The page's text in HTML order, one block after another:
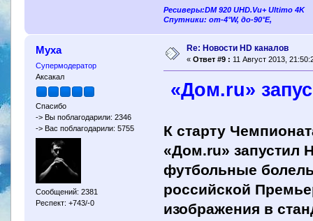
Ресиверы:DM 920 UHD.Vu+ Ultimo 4K
Спутники: от-4°W, до-90°E,
Муха
Супермодератор
Аксакал
Спасибо
-> Вы поблагодарили: 2346
-> Вас поблагодарили: 5755
Сообщений: 2381
Респект: +743/-0
Re: Новости HD каналов
« Ответ #9 : 11 Август 2013,
«Дом.ru»
К старту
«Дом.ru» запустил
футбольные
российской
изображения в